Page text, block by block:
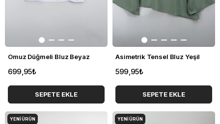
Omuz Düğmeli Bluz Beyaz
699,95₺
SEPETE EKLE
Asimetrik Tensel Bluz Yeşil
599,95₺
SEPETE EKLE
YENI ÜRÜN YENI ÜRÜN